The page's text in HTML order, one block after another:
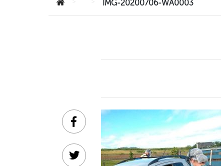
Você está aqui:IMG-20200706-WA0003
Facebook
Twitter